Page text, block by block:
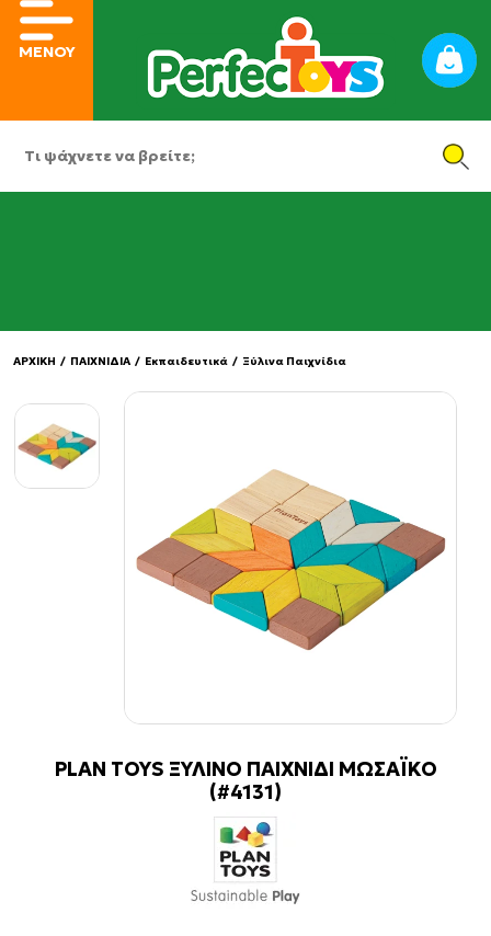
ΜΕΝΟΥ
ΑΡΧΙΚΗ / ΠΑΙΧΝΙΔΙΑ / Εκπαιδευτικά / Ξύλινα Παιχνίδια
PLAN TOYS ΞΥΛΙΝΟ ΠΑΙΧΝΙΔΙ ΜΩΣΑΪΚΟ
(#4131)